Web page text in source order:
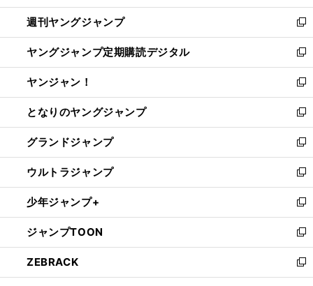
開
く
ウ
で
開
く
ン
ド
ウ
で
開
く
ウ
ィ
ン
ド
ウ
で
開
く
週刊ヤングジャンプ
新
し
い
ウ
ィ
ン
ド
ウ
で
開
く
ヤングジャンプ定期購読デジタル
新
し
い
ウ
ィ
ン
ド
ウ
で
開
く
ヤンジャン！
新
し
い
ウ
ィ
ン
ド
ウ
で
開
く
となりのヤングジャンプ
新
し
い
ウ
ィ
ン
ド
ウ
で
開
く
グランドジャンプ
新
し
い
ウ
ィ
ン
ド
ウ
で
開
ウルトラジャンプ
新
し
い
ウ
ィ
ン
ド
ウ
少年ジャンプ+
新
し
い
ウ
ィ
ン
ジャンプTOON
新
し
い
ウ
ZEBRACK
新
し